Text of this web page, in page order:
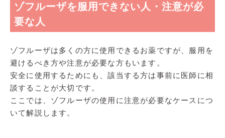
ゾフルーザを服用できない人・注意が必
要な人
ゾフルーザは多くの方に使用できるお薬ですが、服用を
避けるべき方や注意が必要な方もいます。
安全に使用するためにも、該当する方は事前に医師に相
談することが大切です。
ここでは、ゾフルーザの使用に注意が必要なケースにつ
いて解説します。